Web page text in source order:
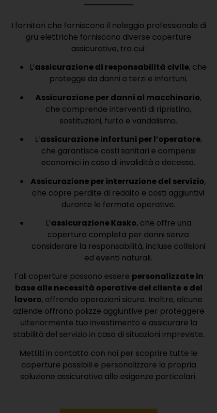
I fornitori che forniscono il noleggio professionale di
gru elettriche forniscono diverse coperture
assicurative, tra cui:
L’assicurazione di responsabilità civile, che
protegge da danni a terzi e infortuni.
Assicurazione per danni al macchinario,
che comprende interventi di ripristino,
sostituzioni, furto e vandalismo.
L’assicurazione infortuni per l’operatore,
che garantisce costi sanitari e compensi
economici in caso di invalidità o decesso.
Assicurazione per interruzione del servizio,
che copre perdite di reddito e costi aggiuntivi
durante le fermate operative.
L’assicurazione Kasko, che offre una
copertura completa per danni senza
considerare la responsabilità, incluse collisioni
ed eventi naturali.
Tali coperture possono essere personalizzate in
base alle necessità operative del cliente e del
lavoro, offrendo operazioni sicure. Inoltre, alcune
aziende offrono polizze aggiuntive per proteggere
ulteriormente tuo investimento e assicurare la
stabilità del servizio in caso di situazioni impreviste.
Mettiti in contatto con noi per scoprire tutte le
coperture possibili e personalizzare la propria
soluzione assicurativa alle esigenze particolari.